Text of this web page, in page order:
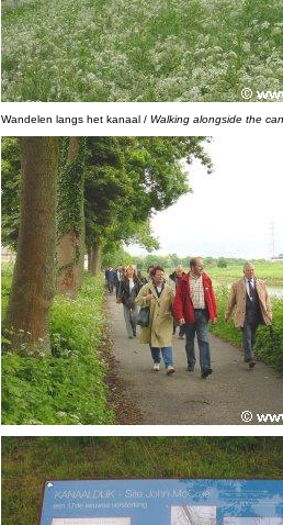
Wandelen langs het kanaal / Walking alongside the